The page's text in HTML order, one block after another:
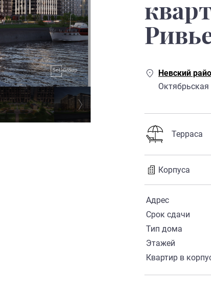
Невский
Терраса
Корпуса
Адрес
Срок сдачи
Тип дома
Этажей
Квартир в